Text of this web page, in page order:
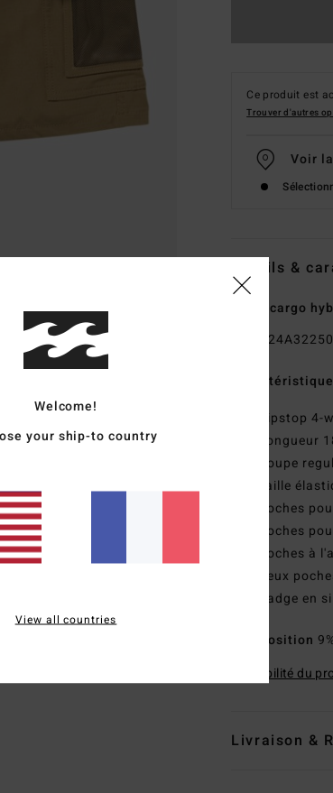
Ce produit est
Trouver d'autres
Voir
Details &
Short cargo
Ripstop
Longueur
Coupe
Taille
Poches
Poches
Poches à
Deux
Badge en
Composition
Traçabilité du
Livraison &
Welcome!
your ship-to country
View all countries